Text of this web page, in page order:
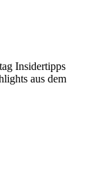
Insidertipps
aus dem